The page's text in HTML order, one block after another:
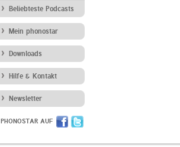
Beliebteste Podcasts
Mein phonostar
Downloads
Hilfe & Kontakt
Newsletter
PHONOSTAR AUF